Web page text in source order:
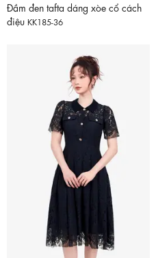
Đầm đen tafta dáng xòe cổ cách
điệu KK185-36